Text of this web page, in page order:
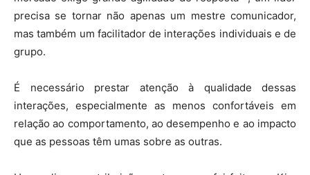
precisa se tornar não apenas um mestre comunicador,
mas também um facilitador de interações individuais e de
grupo.
É necessário prestar atenção à qualidade dessas
interações, especialmente as menos confortáveis em
relação ao comportamento, ao desempenho e ao impacto
que as pessoas têm umas sobre as outras.